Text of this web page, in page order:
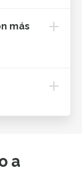
más
a